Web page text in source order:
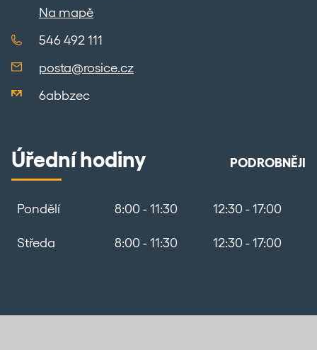
Na mapě
546 492 111
posta@rosice.cz
6abbzec
Úřední hodiny PODROBNĚJI
Pondělí 8:00 - 11:30 12:30 - 17:00
Středa 8:00 - 11:30 12:30 - 17:00